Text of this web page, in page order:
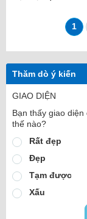
1
Thăm dò ý kiến
GIAO DIỆN
Bạn thấy giao
thế nào?
Rất đẹp
Đẹp
Tạm được
Xấu